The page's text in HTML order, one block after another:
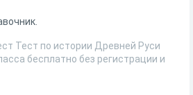
Тест по истории Древней Руси
бесплатно без регистрации и